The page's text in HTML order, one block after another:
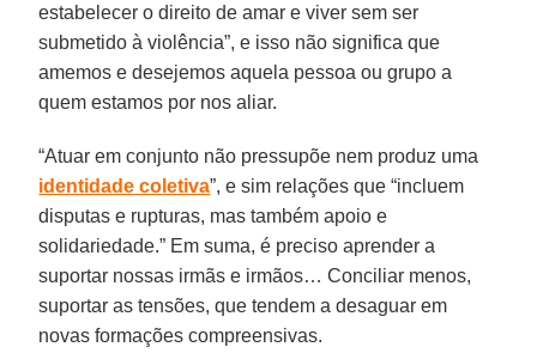
estabelecer o direito de amar e viver sem ser
submetido à violência”, e isso não significa que
amemos e desejemos aquela pessoa ou grupo a
quem estamos por nos aliar.
“Atuar em conjunto não pressupõe nem produz uma
identidade coletiva”, e sim relações que “incluem
disputas e rupturas, mas também apoio e
solidariedade.” Em suma, é preciso aprender a
suportar nossas irmãs e irmãos… Conciliar menos,
suportar as tensões, que tendem a desaguar em
novas formações compreensivas.